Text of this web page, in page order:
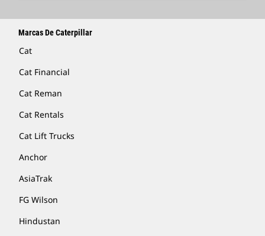
Marcas De Caterpillar
Cat
Cat Financial
Cat Reman
Cat Rentals
Cat Lift Trucks
Anchor
AsiaTrak
FG Wilson
Hindustan